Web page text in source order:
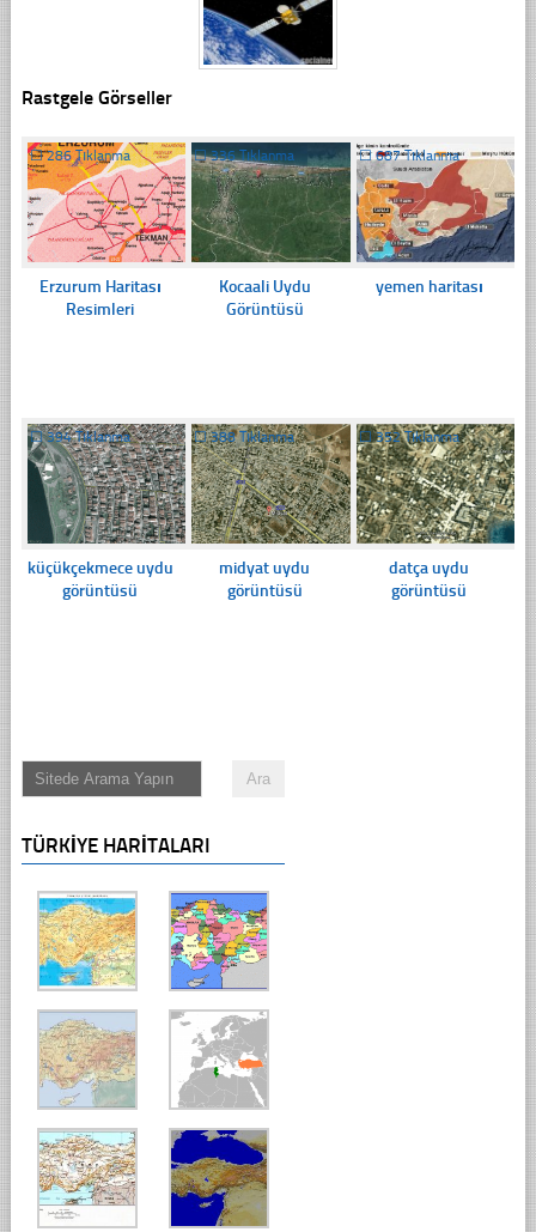
Rastgele Görseller
☐286 Tıklanma
Erzurum Haritası
Resimleri
☐336 Tıklanma
Kocaali Uydu
Görüntüsü
☐687 Tıklanma
yemen haritası
☐394 Tıklanma
küçükçekmece uydu
görüntüsü
☐388 Tıklanma
midyat uydu
görüntüsü
☐352 Tıklanma
datça uydu
görüntüsü
TÜRKIYE HARITALARI